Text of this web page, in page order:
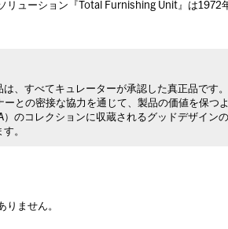
リューション『Total Furnishing Unit』は
、すべてキュレーターが承認した真正品です。
との密接な協力を通じて、製品の価値を保つ
のコレクションに収蔵されるグッドデザイン
。
りません。